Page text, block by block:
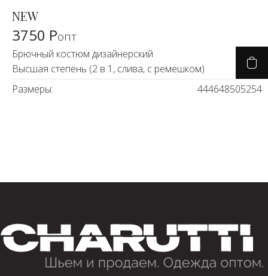
NEW
3750 Ропт
Брючный костюм дизайнерский
Высшая степень (2 в 1, слива, с ремешком)
Размеры:
444648505254